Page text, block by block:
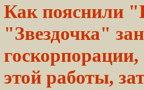
Как пояснили
"Звездочка"
госкорпорации,
этой работы,